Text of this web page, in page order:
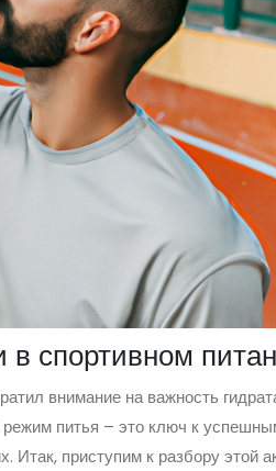
в спортивном
внимание на важность
питья – это ключ к
Итак, приступим к разбору этой